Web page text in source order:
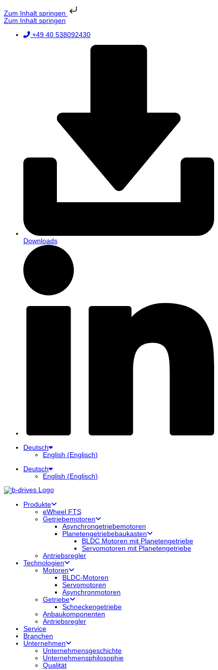
Zum Inhalt springen
Zum Inhalt springen
+49 40 538092430
Downloads
Deutsch
English (Englisch)
Deutsch
English (Englisch)
Produkte
eWheel FTS
Getriebemotoren
Asynchrongetriebemotoren
Planetengetriebebaukasten
BLDC Motoren mit Planetengetriebe
Servomotoren mit Planetengetriebe
Antriebsregler
Technologien
Motoren
BLDC-Motoren
Servomotoren
Asynchronmotoren
Getriebe
Schneckengetriebe
Anbaukomponenten
Antriebsregler
Service
Branchen
Unternehmen
Unternehmensgeschichte
Unternehmensphilosophie
Qualität